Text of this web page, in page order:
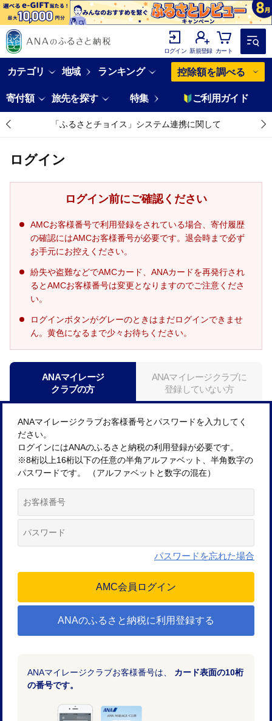
ログイン 新規登録 カート
カテゴリ 地域 ランキング 控除額を調べる
寄付額 旅先を探す 特集 ご利用ガイド
「ふるさとチョイス」システム連携に関して
ログイン
ログイン前にご確認ください
AMCお客様番号で利用登録をされている場合、寄付履歴
の確認にはAMCお客様番号が必要です。退会時まで必ず
お手元にお控えください。
紛失や盗難などでAMCカード、ANAカードを再発行され
るとAMCお客様番号は変更となりますのでご注意くださ
い。
ログインボタンがグレーのときはまだログインできませ
ん。黄色になるまで少々お待ちください。
ANAマイレージ
クラブの方
ANAマイレージクラブに
登録していない方
ANAマイレージクラブお客様番号とパスワードを入力してく
ださい。
ログインにはANAのふるさと納税の利用登録が必要です。
※8桁以上16桁以下の任意の半角アルファベット、半角数字の
パスワードです。 （アルファベットと数字の混在）
パスワードを忘れた場合
ANAのふるさと納税に利用登録する
ANAマイレージクラブお客様番号は、 カード表面の10桁
の番号です。